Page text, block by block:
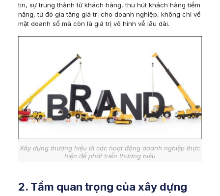
tin, sự trung thành từ khách hàng, thu hút khách hàng tiềm
năng, từ đó gia tăng giá trị cho doanh nghiệp, không chỉ về
mặt doanh số mà còn là giá trị vô hình về lâu dài.
Xây dựng thương hiệu là các hoạt động doanh nghiệp thực
hiện để phát triển thương hiệu
2. Tầm quan trọng của xây dựng